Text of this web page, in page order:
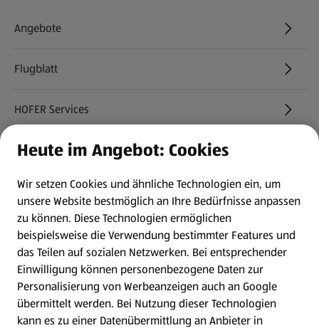
Angebote
Flugblatt
HOFER Services
Newsletter
WhatsApp
Gewinnspiele
Mein HOFER. Meine Einkäufe.
Meine Meinung. Mein HOFER.
Heute im Angebot: Cookies
Wir setzen Cookies und ähnliche Technologien ein, um
unsere Website bestmöglich an Ihre Bedürfnisse anpassen
zu können. Diese Technologien ermöglichen
beispielsweise die Verwendung bestimmter Features und
das Teilen auf sozialen Netzwerken. Bei entsprechender
Einwilligung können personenbezogene Daten zur
Personalisierung von Werbeanzeigen auch an Google
übermittelt werden. Bei Nutzung dieser Technologien
kann es zu einer Datenübermittlung an Anbieter in